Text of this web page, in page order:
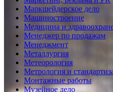
Маркшейдерское дело
Машиностроение
Медицина и
Менеджер по продажам
Менеджмент
Металлургия
Метеорология
Метрология и
Монтажные работы
Музейное дело